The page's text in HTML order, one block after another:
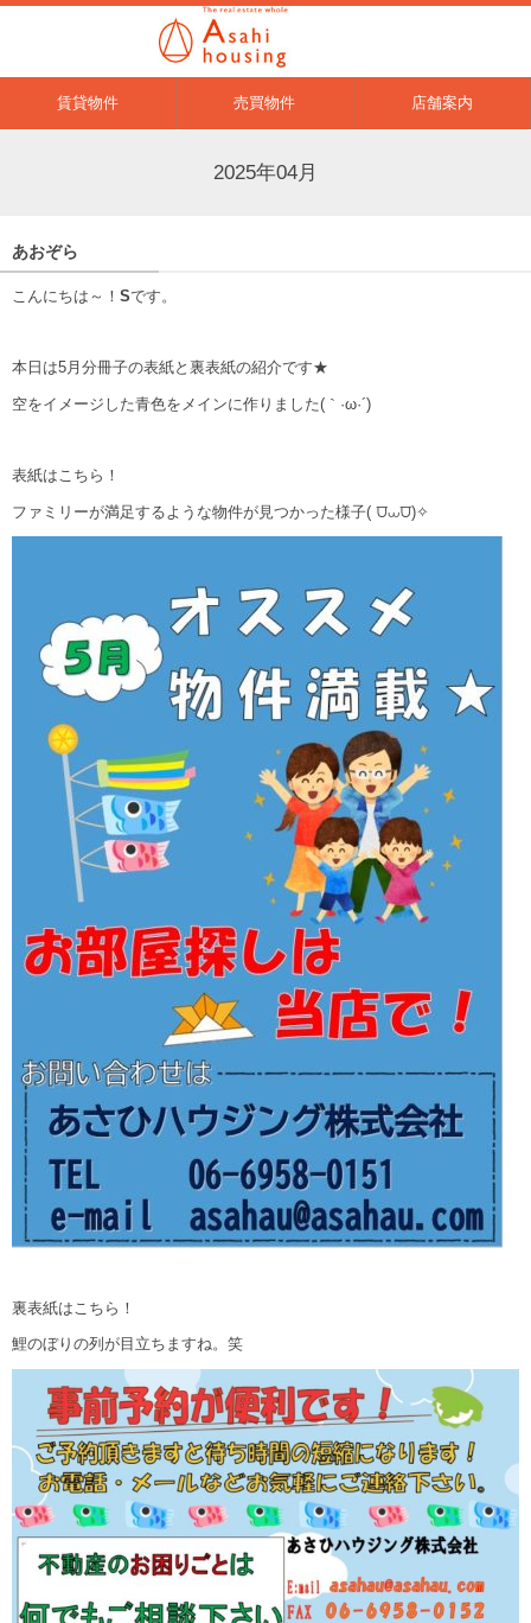
賃貸物件 売買物件 店舗案内
2025年04月
あおぞら
こんにちは～！ Sです。
本日は5月分冊子の表紙と裏表紙の紹介です★
空をイメージした青色をメインに作りました(｀·ω·´)
表紙はこちら！
ファミリーが満足するような物件が見つかった様子( ⩌⩊⩌)✧
裏表紙はこちら！
鯉のぼりの列が目立ちますね。笑